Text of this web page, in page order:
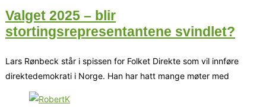
Valget 2025 – blir
stortingsrepresentantene svindlet?
Lars Rønbeck står i spissen for Folket Direkte som vil innføre
direktedemokrati i Norge. Han har hatt mange møter med